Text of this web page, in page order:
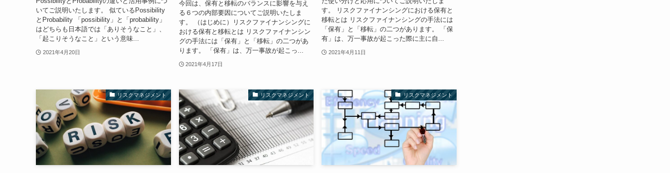
いてご説明いたします。 似ているPossibility
とProbability 「possibility」と「probability」
はどちらも日本語では「ありそうなこと」、
「起こりそうなこと」という意味...
2021年4月20日
今回は、保有と移転のバランスに影響を与え
る６つの内部要因についてご説明いたしま
す。 （はじめに）リスクファイナンシングに
おける保有と移転とは リスクファイナンシン
グの手法には「保有」と「移転」の二つがあ
ります。 「保有」は、万一事故が起こっ...
2021年4月17日
す。 リスクファイナンシングにおける保有と
移転とは リスクファイナンシングの手法には
「保有」と「移転」の二つがあります。 「保
有」は、万一事故が起こった際に主に自...
2021年4月11日
リスクマネジメント リスクマネジメント リスクマネジメント